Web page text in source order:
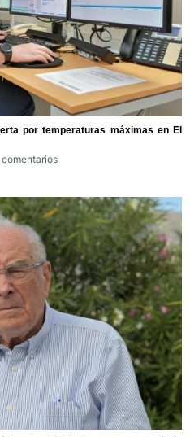
por temperaturas máximas en El